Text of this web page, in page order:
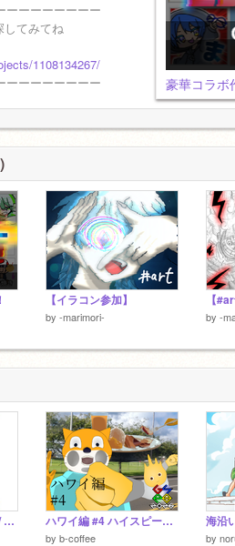
ーーーーーーーー
してみてね
1108134267/
ーーーーーーーー
豪華コラボ
【イラコン参加】
by -marimori-
【
by -
【歌みた】Brand new / Mrs.GREEN APPLE ハワイ編 #4 ハイスピードバトル【GSPB26参加】
by b-coffee
海沿
by